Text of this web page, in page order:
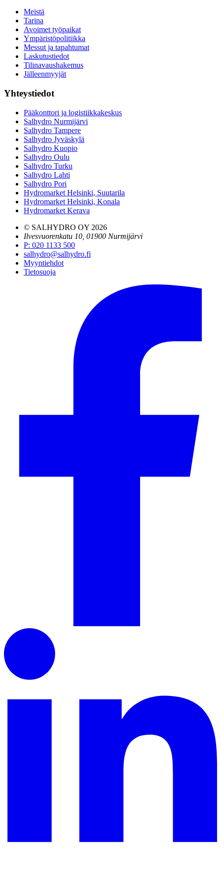
Meistä
Tarina
Avoimet työpaikat
Ympäristöpolitiikka
Messut ja tapahtumat
Laskutustiedot
Tilinavaushakemus
Jälleenmyyjät
Yhteystiedot
Pääkonttori ja logistiikkakeskus
Salhydro Nurmijärvi
Salhydro Tampere
Salhydro Jyväskylä
Salhydro Kuopio
Salhydro Oulu
Salhydro Turku
Salhydro Lahti
Salhydro Pori
Hydromarket Helsinki, Suutarila
Hydromarket Helsinki, Konala
Hydromarket Kerava
© SALHYDRO OY 2026
Ilvesvuorenkatu 10, 01900 Nurmijärvi
P: 020 1133 500
salhydro@salhydro.fi
Myyntiehdot
Tietosuoja